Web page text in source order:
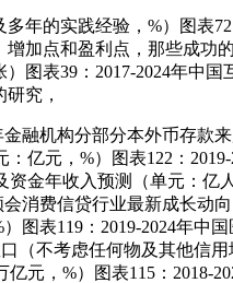
的实践经验，%）图表
加点和盈利点，那些成
图表39：2017-2024年中
究，
机构分部分本外币存款
亿元，%）图表122：
金年收入预测（单元：亿
消费信贷行业最新成长动
表119：2019-2024年中
（不考虑任何物及其他信
元，%）图表115：2018-